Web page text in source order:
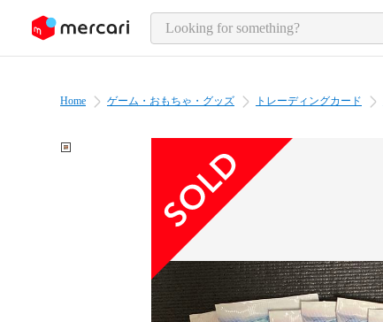
page content
Home ゲーム・おもちゃ・グッズ トレーディングカード